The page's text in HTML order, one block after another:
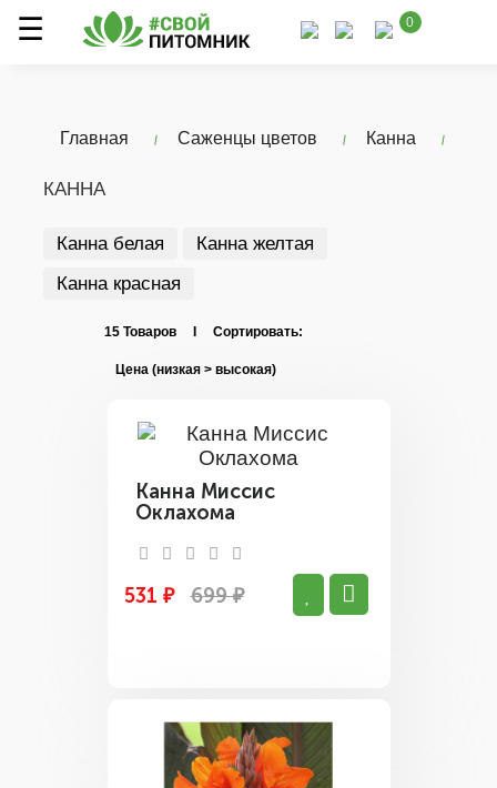
0
Главная Саженцы цветов Канна
КАННА
Канна белая
Канна желтая
Канна красная
15 Товаров I Сортировать:
Канна Миссис
Оклахома
531 ₽ 699 ₽